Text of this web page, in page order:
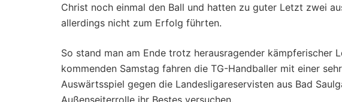
Christ noch einmal den Ball und hatten zu guter Letzt zwei
allerdings nicht zum Erfolg führten.
So stand man am Ende trotz herausragender kämpferischer
kommenden Samstag fahren die TG-Handballer mit einer
Auswärtsspiel gegen die Landesligareservisten aus Bad
Außenseiterrolle ihr Bestes versuchen.